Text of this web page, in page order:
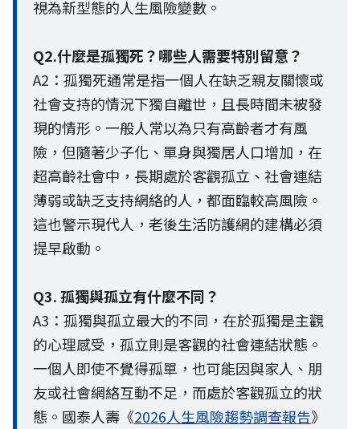
視為新型態的人生風險變數。
Q2.什麼是孤獨死？哪些人需要特別留意？
A2：孤獨死通常是指一個人在缺乏親友關懷或
社會支持的情況下獨自離世，且長時間未被發
現的情形。一般人常以為只有高齡者才有風
險，但隨著少子化、單身與獨居人口增加，在
超高齡社會中，長期處於客觀孤立、社會連結
薄弱或缺乏支持網絡的人，都面臨較高風險。
這也警示現代人，老後生活防護網的建構必須
提早啟動。
Q3. 孤獨與孤立有什麼不同？
A3：孤獨與孤立最大的不同，在於孤獨是主觀
的心理感受，孤立則是客觀的社會連結狀態。
一個人即使不覺得孤單，也可能因與家人、朋
友或社會網絡互動不足，而處於客觀孤立的狀
態。國泰人壽《2026人生風險趨勢調查報告》